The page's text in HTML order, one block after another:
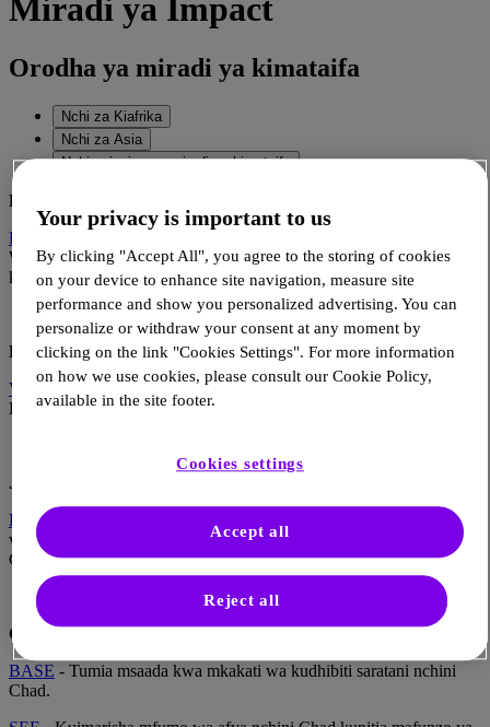
Miradi ya Impact
Orodha ya miradi ya kimataifa
Nchi za Kiafrika
Nchi za Asia
Nchi nyingine na miradi ya kimataifa
BENINI
Deploying WHOPEN - Alliance MNT
WHOPEN kwa kuimarisha huduma za magonjwa yasiyoambukiza
katika vituo vilivyoteuliwa na Wizara ya Afya nchini Benin.
BURUNDI
VHA
- Uboreshaji wa utunzaji na usimamizi wa kisukari nchini
Burundi.
JAMHURI YA AFRIKA YA KATI
French Red Cross
- Kuimarisha mafunzo ya awali na endelevu kwa
watoa huduma za afya na wahudumu wa afya wa jamii nchini
CAR.
CHAD
BASE - Tumia msaada kwa mkakati wa kudhibiti saratani nchini
Chad.
Your privacy is important to us
By clicking "Accept All", you agree to the storing of cookies
on your device to enhance site navigation, measure site
performance and show you personalized advertising. You can
personalize or withdraw your consent at any moment by
clicking on the link "Cookies Settings". For more information
on how we use cookies, please consult our Cookie Policy,
available in the site footer.
Cookies settings
Reject all
Accept all